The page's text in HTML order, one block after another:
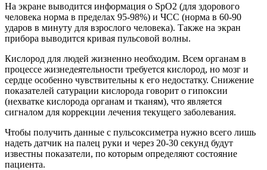
На экране выводится информация о SpO2 (для здорового
человека норма в пределах 95-98%) и ЧСС (норма в 60-90
ударов в минуту для взрослого человека). Также на экран
прибора выводится кривая пульсовой волны.
Кислород для людей жизненно необходим. Всем органам в
процессе жизнедеятельности требуется кислород, но мозг и
сердце особенно чувствительны к его недостатку. Снижение
показателей сатурации кислорода говорит о гипоксии
(нехватке кислорода органам и тканям), что является
сигналом для коррекции лечения текущего заболевания.
Чтобы получить данные с пульсоксиметра нужно всего лишь
надеть датчик на палец руки и через 20-30 секунд будут
известны показатели, по которым определяют состояние
пациента.